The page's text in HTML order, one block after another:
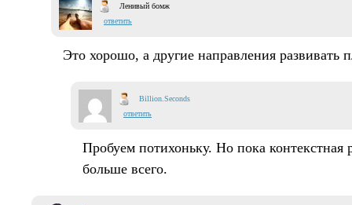
Ленивый бомж
ответить
Это хорошо, а другие направления развивать
Billion.Seconds
ответить
Пробуем потихоньку. Но пока контекстная
больше всего.